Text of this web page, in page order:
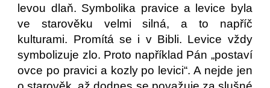
levou dlaň. Symbolika pravice a levice byla
ve starověku velmi silná, a to napříč
kulturami. Promítá se i v Bibli. Levice vždy
symbolizuje zlo. Proto například Pán „postaví
ovce po pravici a kozly po levici“. A nejde jen